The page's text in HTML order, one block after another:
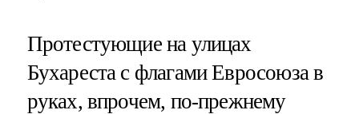
Протестующие на улицах
Бухареста с флагами Евросоюза в
руках, впрочем, по-прежнему